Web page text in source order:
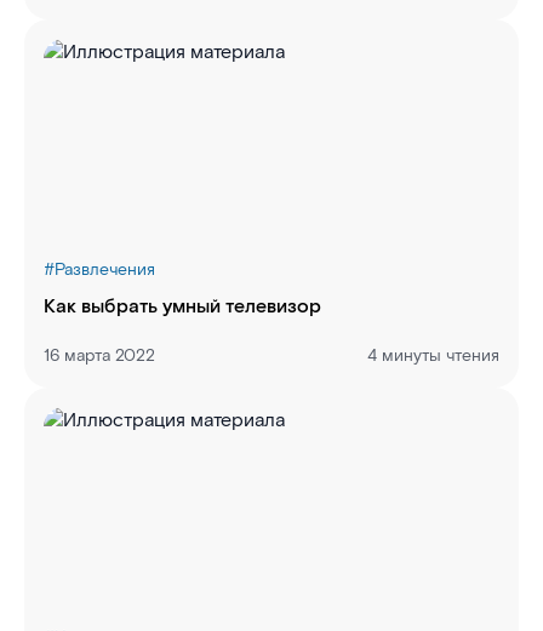
#Развлечения
Как выбрать умный телевизор
16 марта 2022 4 минуты чтения